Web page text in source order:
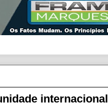
internacional